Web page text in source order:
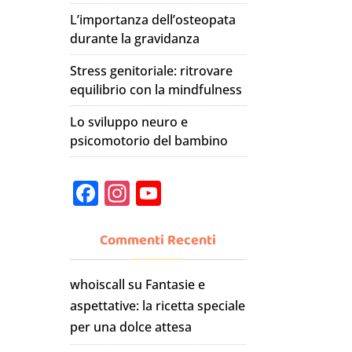
L’importanza dell’osteopata
durante la gravidanza
Stress genitoriale: ritrovare
equilibrio con la mindfulness
Lo sviluppo neuro e
psicomotorio del bambino
F
a
c
e
b
o
o
In
st
a
gr
a
m
u
T
u
b
e
Commenti Recenti
whoiscall su Fantasie e
aspettative: la ricetta speciale
per una dolce attesa